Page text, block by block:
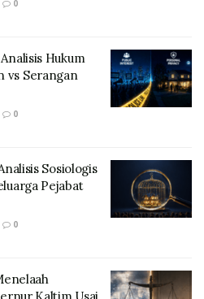
0
Hukum
vs Serangan
0
Sosiologis
Pejabat
0
Kaltim Usai